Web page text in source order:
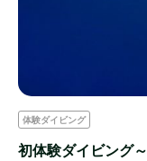
体験ダイビング
初体験ダイビング～